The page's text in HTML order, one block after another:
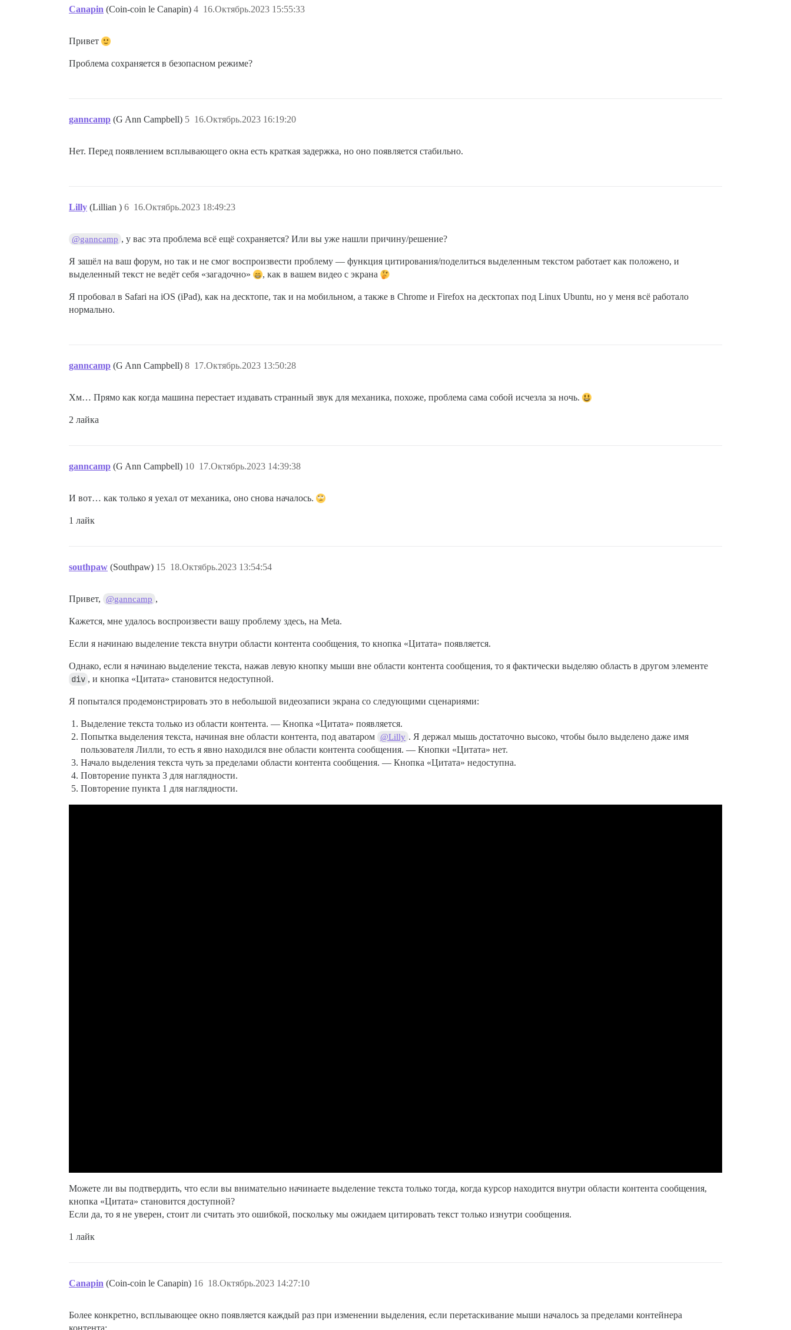
Canapin (Coin-coin le Canapin) 16.Октябрь.2023 15:55:33
4
Привет
Проблема сохраняется в безопасном режиме?
ganncamp (G Ann Campbell) 16.Октябрь.2023 16:19:20
5
Нет. Перед появлением всплывающего окна есть краткая задержка, но оно появляется стабильно.
Lilly (Lillian ) 16.Октябрь.2023 18:49:23
6
@ganncamp , у вас эта проблема всё ещё сохраняется? Или вы уже нашли причину/решение?
Я зашёл на ваш форум, но так и не смог воспроизвести проблему — функция цитирования/поделиться выделенным текстом работает как положено, и
выделенный текст не ведёт себя «загадочно»
, как в вашем видео с экрана
Я пробовал в Safari на iOS (iPad), как на десктопе, так и на мобильном, а также в Chrome и Firefox на десктопах под Linux Ubuntu, но у меня всё работало
нормально.
ganncamp (G Ann Campbell) 17.Октябрь.2023 13:50:28
8
Хм… Прямо как когда машина перестает издавать странный звук для механика, похоже, проблема сама собой исчезла за ночь.
2 лайка
ganncamp (G Ann Campbell) 17.Октябрь.2023 14:39:38
10
И вот… как только я уехал от механика, оно снова началось.
1 лайк
southpaw (Southpaw) 18.Октябрь.2023 13:54:54
15
Привет, @ganncamp ,
Кажется, мне удалось воспроизвести вашу проблему здесь, на Meta.
Если я начинаю выделение текста внутри области контента сообщения, то кнопка «Цитата» появляется.
Однако, если я начинаю выделение текста, нажав левую кнопку мыши вне области контента сообщения, то я фактически выделяю область в другом элементе
div , и кнопка «Цитата» становится недоступной.
Я попытался продемонстрировать это в небольшой видеозаписи экрана со следующими сценариями:
Выделение текста только из области контента. — Кнопка «Цитата» появляется.
Попытка выделения текста, начиная вне области контента, под аватаром @Lilly . Я держал мышь достаточно высоко, чтобы было выделено даже имя
пользователя Лилли, то есть я явно находился вне области контента сообщения. — Кнопки «Цитата» нет.
Начало выделения текста чуть за пределами области контента сообщения. — Кнопка «Цитата» недоступна.
Повторение пункта 3 для наглядности.
Повторение пункта 1 для наглядности.
Можете ли вы подтвердить, что если вы внимательно начинаете выделение текста только тогда, когда курсор находится внутри области контента сообщения,
кнопка «Цитата» становится доступной?
Если да, то я не уверен, стоит ли считать это ошибкой, поскольку мы ожидаем цитировать текст только изнутри сообщения.
1 лайк
Canapin (Coin-coin le Canapin) 18.Октябрь.2023 14:27:10
16
Более конкретно, всплывающее окно появляется каждый раз при изменении выделения, если перетаскивание мыши началось за пределами контейнера
контента: